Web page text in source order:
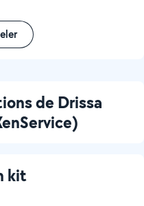
de Drissa
kit